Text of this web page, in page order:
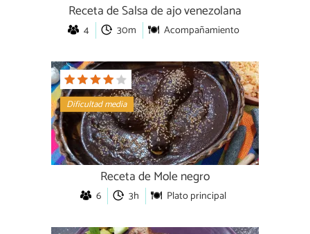
Receta de Salsa de ajo venezolana
4 30m Acompañamiento
Dificultad media
Receta de Mole negro
6 3h Plato principal